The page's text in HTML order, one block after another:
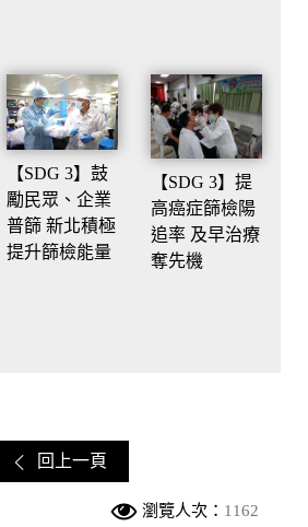
【SDG 3】鼓
勵民眾、企業
普篩 新北積極
提升篩檢能量
【SDG 3】提
高癌症篩檢陽
追率 及早治療
奪先機
回上一頁
瀏覽人次： 1162